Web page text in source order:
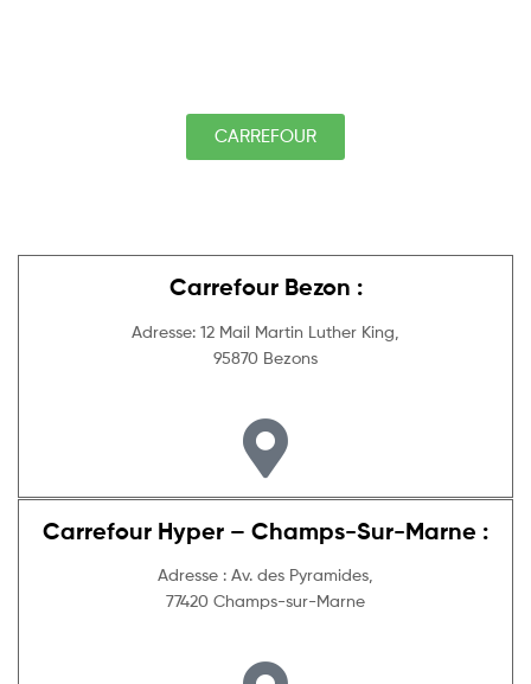
CARREFOUR
Carrefour Bezon :
Adresse: 12 Mail Martin Luther King,
95870 Bezons
Carrefour Hyper – Champs-Sur-Marne :
Adresse : Av. des Pyramides,
77420 Champs-sur-Marne